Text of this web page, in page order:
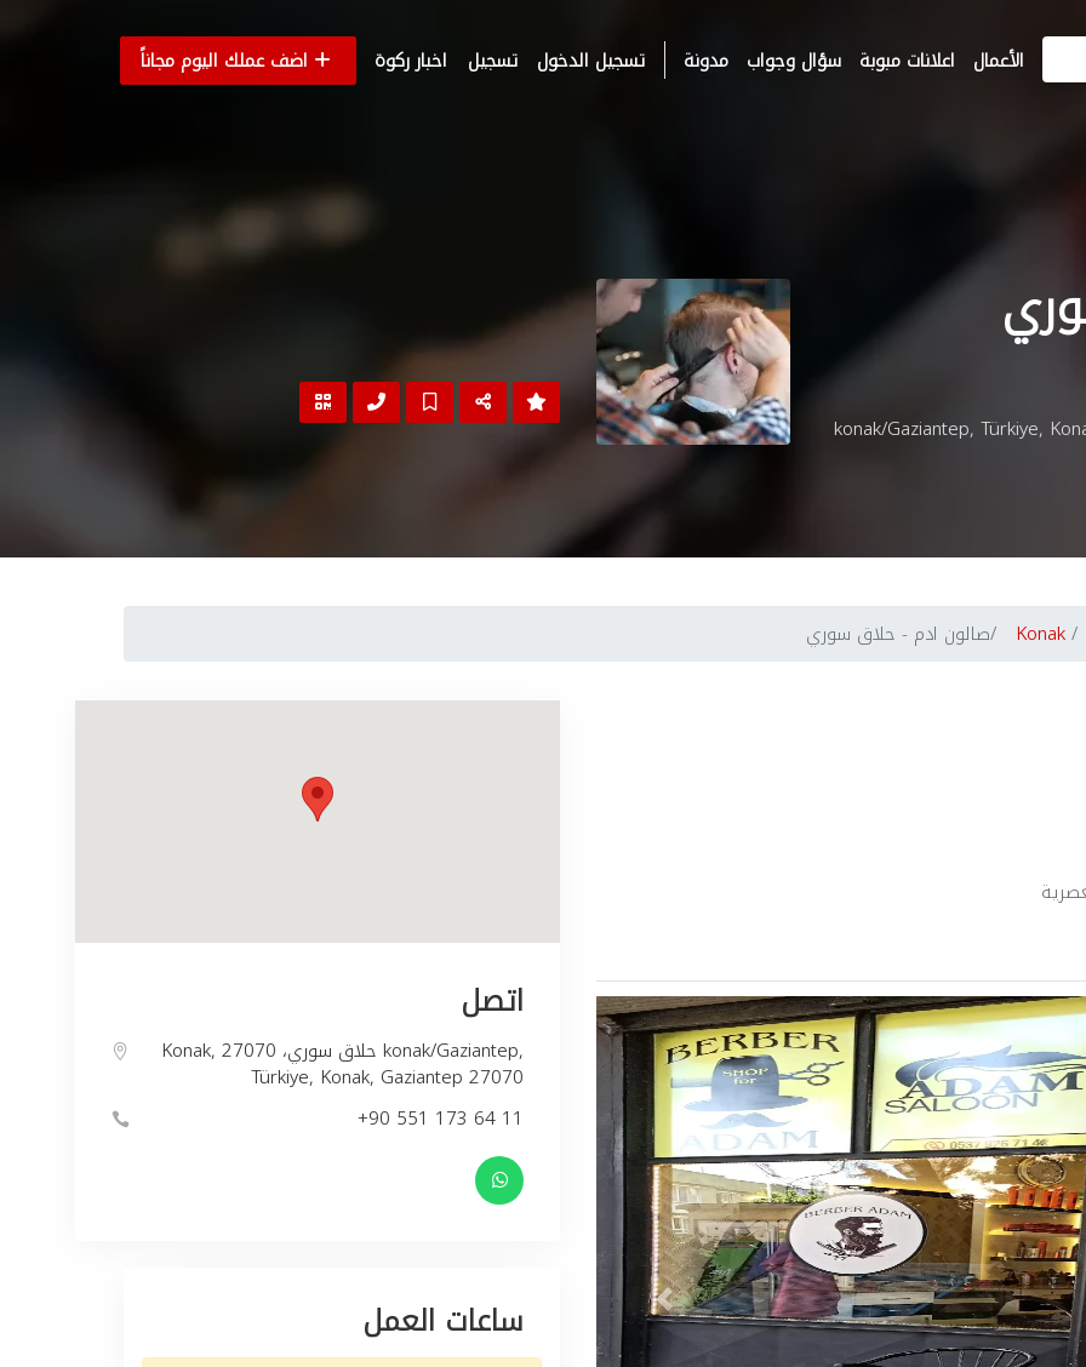
الأعمال اعلانات مبوبة سؤال وجواب مدونة تسجيل الدخول تسجيل اخبار ركوة اضف عملك اليوم مجاناً
Konak صالون ادم - حلاق سوري
Previous
اتصل
Konak, حلاق سوري، 27070 konak/Gaziantep,
Türkiye, Konak, Gaziantep 27070
+90 551 173 64 11
ساعات العمل